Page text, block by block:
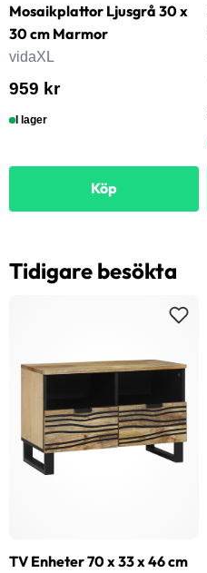
Mosaikplattor Ljusgrå 30 x
30 cm Marmor
vidaXL
959 kr
I lager
Köp
Tidigare besökta
TV Enheter 70 x 33 x 46 cm